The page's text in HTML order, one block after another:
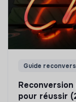
Guide
pour réussir